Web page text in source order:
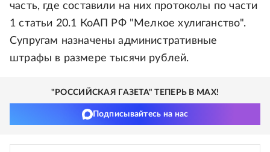
часть, где составили на них протоколы по части
1 статьи 20.1 КоАП РФ "Мелкое хулиганство".
Супругам назначены административные
штрафы в размере тысячи рублей.
"РОССИЙСКАЯ ГАЗЕТА" ТЕПЕРЬ В MAX!
Подписывайтесь на нас